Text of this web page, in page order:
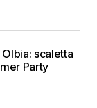
scaletta
Party